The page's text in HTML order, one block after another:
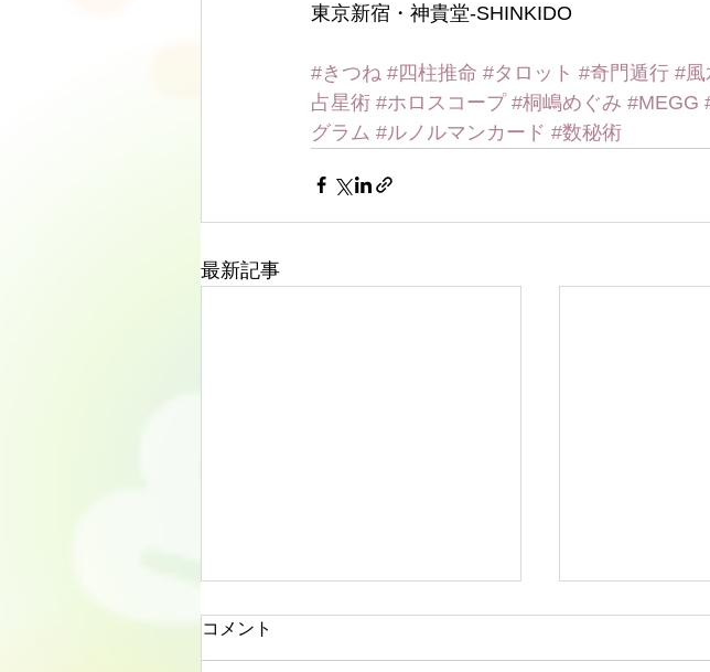
東京新宿・神貴堂-SHINKIDO
#きつね #四柱推命 #タロット #奇門遁行 #風
占星術 #ホロスコープ #桐嶋めぐみ #MEGG
グラム #ルノルマンカード #数秘術
最新記事
コメント